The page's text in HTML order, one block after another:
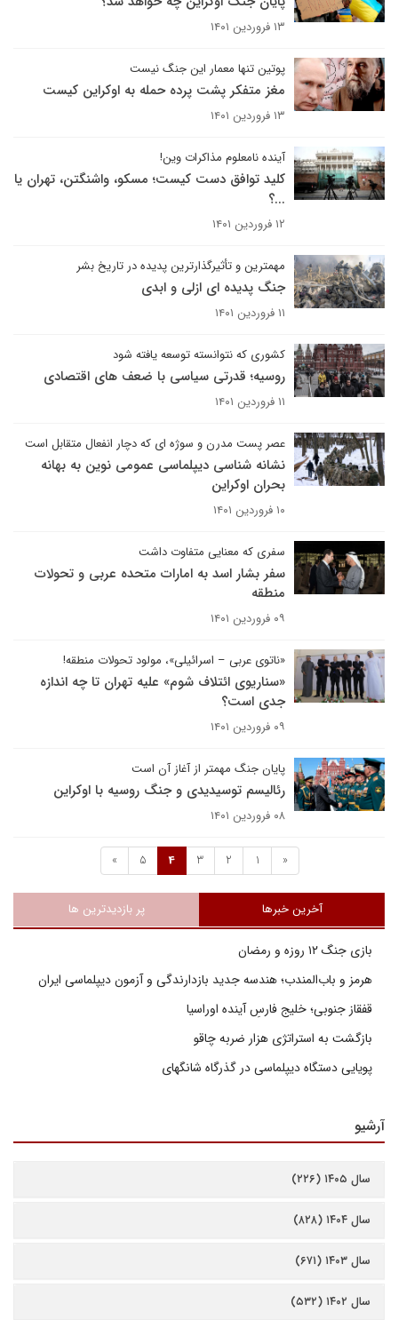
۱۳ فروردین ۱۴۰۱
پوتین تنها معمار این جنگ نیست
مغز متفکر پشت پرده حمله به اوکراین کیست
۱۳ فروردین ۱۴۰۱
آینده نامعلوم مذاکرات وین!
کلید توافق دست کیست؛ مسکو، واشنگتن، تهران یا
...؟
۱۲ فروردین ۱۴۰۱
مهمترین و تأثیرگذارترین پدیده در تاریخ بشر
جنگ پدیده ای ازلی و ابدی
۱۱ فروردین ۱۴۰۱
کشوری که نتوانسته توسعه یافته شود
روسیه؛ قدرتی سیاسی با ضعف های اقتصادی
۱۱ فروردین ۱۴۰۱
عصر پست مدرن و سوژه ای که دچار انفعال متقابل است
نشانه شناسی دیپلماسی عمومی نوین به بهانه
بحران اوکراین
۱۰ فروردین ۱۴۰۱
سفری که معنایی متفاوت داشت
سفر بشار اسد به امارات متحده عربی و تحولات
منطقه
۰۹ فروردین ۱۴۰۱
«ناتوی عربی – اسرائیلی»، مولود تحولات منطقه!
«سناریوی ائتلاف شوم» علیه تهران تا چه اندازه
جدی است؟
۰۹ فروردین ۱۴۰۱
پایان جنگ مهمتر از آغاز آن است
رئالیسم توسیدیدی و جنگ روسیه با اوکراین
۰۸ فروردین ۱۴۰۱
«
1
2
3
4
5
»
آخرین خبرها پر بازدیدترین ها
بازی جنگ ۱۲ روزه و رمضان
هرمز و باب‌المندب؛ هندسه جدید بازدارندگی و آزمون دیپلماسی ایران
قفقاز جنوبی؛ خلیج فارسِ آینده اوراسیا
بازگشت به استراتژی هزار ضربه چاقو
پویایی دستگاه دیپلماسی در گذرگاه شانگهای
آرشیو
سال ۱۴۰۵ (۲۲۶)
سال ۱۴۰۴ (۸۲۸)
سال ۱۴۰۳ (۶۷۱)
سال ۱۴۰۲ (۵۳۲)